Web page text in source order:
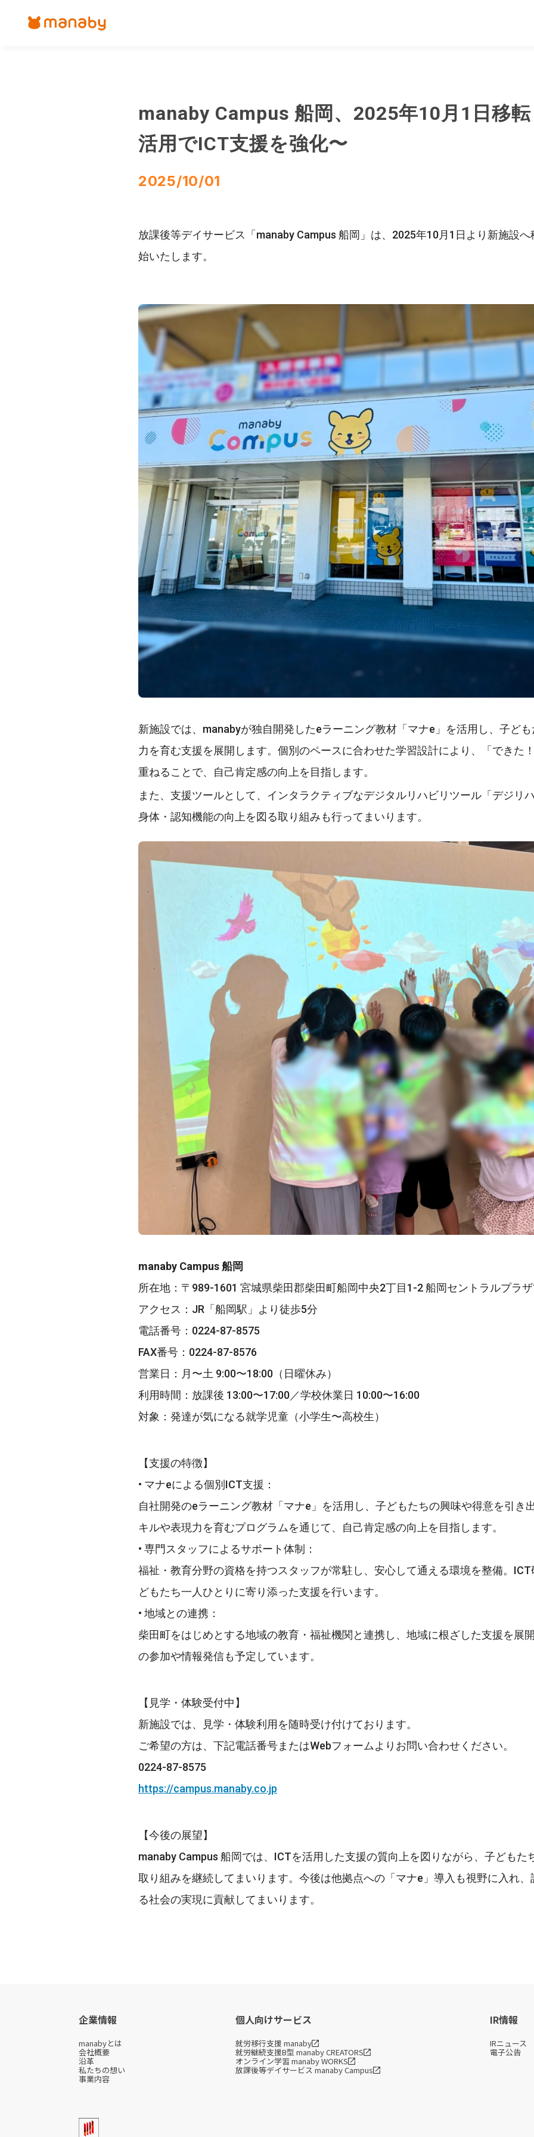
manaby Campus 船岡、2025年10月1日移
活用でICT支援を強化〜
2025/10/01
放課後等デイサービス「manaby Campus 船岡」は、2025年10月1日より新施設
始いたします。
新施設では、manabyが独自開発したeラーニング教材「マナe」を活用し、子ど
力を育む支援を展開します。個別のペースに合わせた学習設計により、「できた
重ねることで、自己肯定感の向上を目指します。
また、支援ツールとして、インタラクティブなデジタルリハビリツール「デジリ
身体・認知機能の向上を図る取り組みも行ってまいります。
manaby Campus 船岡
所在地：〒989-1601 宮城県柴田郡柴田町船岡中央2丁目1-2 船岡セントラルプラ
アクセス：JR「船岡駅」より徒歩5分
電話番号：0224-87-8575
FAX番号：0224-87-8576
営業日：月〜土 9:00〜18:00（日曜休み）
利用時間：放課後 13:00〜17:00／学校休業日 10:00〜16:00
対象：発達が気になる就学児童（小学生〜高校生）
【支援の特徴】
• マナeによる個別ICT支援：
自社開発のeラーニング教材「マナe」を活用し、子どもたちの興味や得意を引き
キルや表現力を育むプログラムを通じて、自己肯定感の向上を目指します。
• 専門スタッフによるサポート体制：
福祉・教育分野の資格を持つスタッフが常駐し、安心して通える環境を整備。
どもたち一人ひとりに寄り添った支援を行います。
• 地域との連携：
柴田町をはじめとする地域の教育・福祉機関と連携し、地域に根ざした支援を展
の参加や情報発信も予定しています。
【見学・体験受付中】
新施設では、見学・体験利用を随時受け付けております。
ご希望の方は、下記電話番号またはWebフォームよりお問い合わせください。
0224-87-8575
https://campus.manaby.co.jp
【今後の展望】
manaby Campus 船岡では、ICTを活用した支援の質向上を図りながら、子どもた
取り組みを継続してまいります。今後は他拠点への「マナe」導入も視野に入れ
る社会の実現に貢献してまいります。
企業情報
manabyとは
会社概要
沿革
私たちの想い
事業内容
個人向けサービス
就労移行支援 manaby
就労継続支援B型 manaby CREATORS
オンライン学習 manaby WORKS
放課後等デイサービス manaby Campus
IR情報
IRニュース
電子公告